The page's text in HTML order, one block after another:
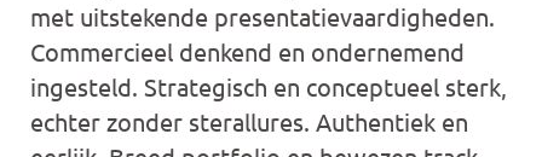
met uitstekende presentatievaardigheden.
Commercieel denkend en ondernemend
ingesteld. Strategisch en conceptueel sterk,
echter zonder sterallures. Authentiek en